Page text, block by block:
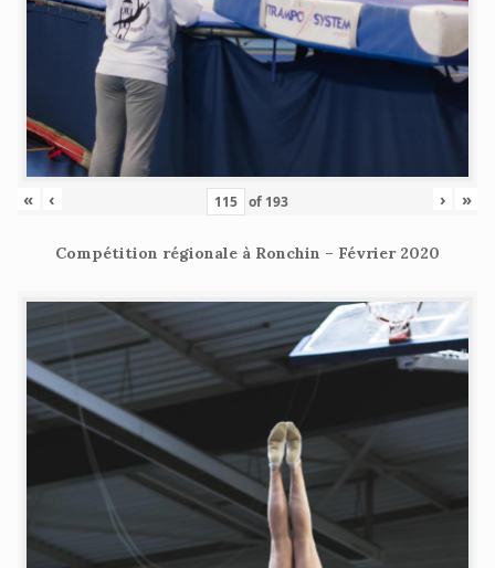
« ‹ of 193 › »
Compétition régionale à Ronchin – Février 2020